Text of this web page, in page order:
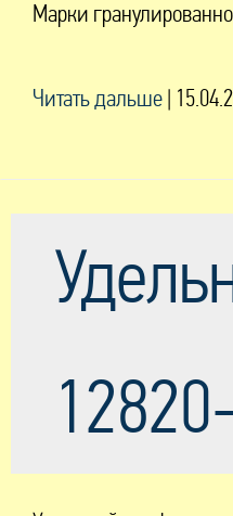
Марки
Читать дальше |